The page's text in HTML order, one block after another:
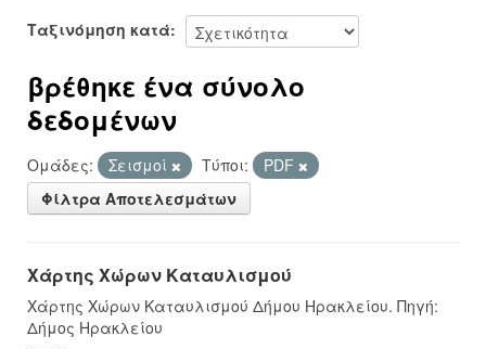
Ταξινόμηση κατά
βρέθηκε ένα σύνολο
δεδομένων
Ομάδες: Σεισμοί Τύποι:
PDF
Φίλτρα Αποτελεσμάτων
Χάρτης Χώρων Καταυλισμού
Χάρτης Χώρων Καταυλισμού Δήμου Ηρακλείου. Πηγή:
Δήμος Ηρακλείου